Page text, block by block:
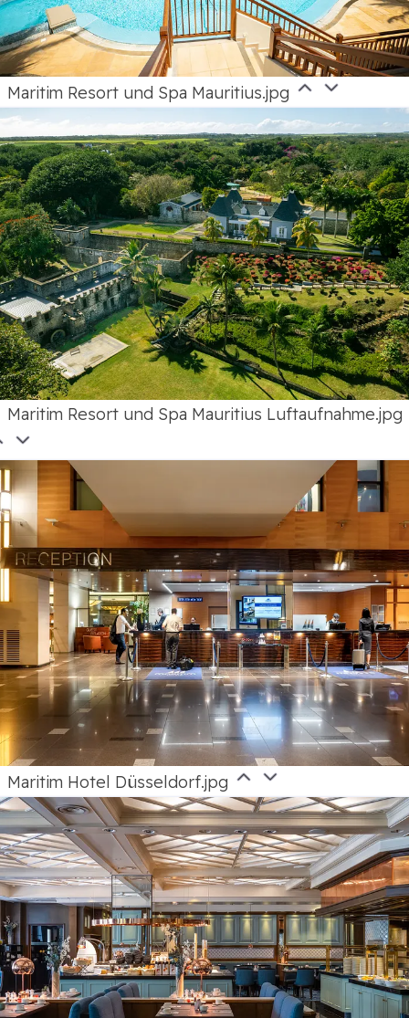
Maritim Resort und Spa Mauritius.jpg
Maritim Resort und Spa Mauritius Luftaufnahme.jpg
Maritim Hotel Düsseldorf.jpg